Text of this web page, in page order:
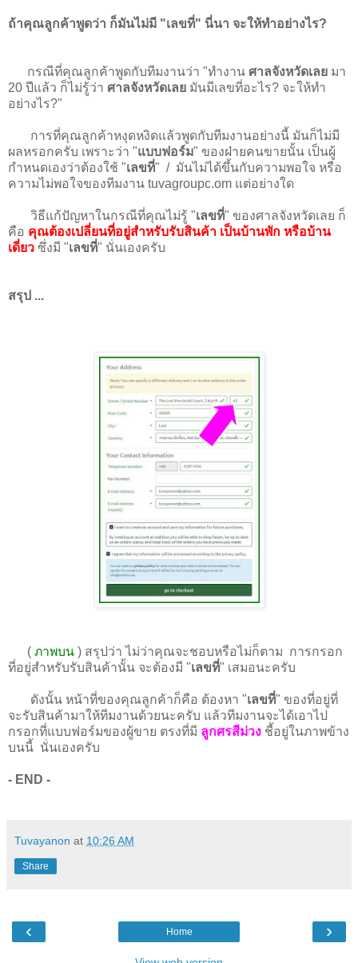
ถ้าคุณลูกค้าพูดว่า ก็มันไม่มี "เลขที่" นี่นา จะให้ทำอย่างไร?
กรณีที่คุณลูกค้าพูดกับทีมงานว่า "ทำงาน ศาลจังหวัดเลย มา
20 ปีแล้ว ก็ไม่รู้ว่า ศาลจังหวัดเลย มันมีเลขที่อะไร? จะให้ทำ
อย่างไร?"
การที่คุณลูกค้าหงุดหงิดแล้วพูดกับทีมงานอย่างนี้ มันก็ไม่มี
ผลหรอกครับ เพราะว่า "แบบฟอร์ม" ของฝ่ายคนขายนั้น เป็นผู้
กำหนดเองว่าต้องใช้ "เลขที่" / มันไม่ได้ขึ้นกับความพอใจ หรือ
ความไม่พอใจของทีมงาน tuvagroupc.om แต่อย่างใด
วิธีแก้ปัญหาในกรณีที่คุณไม่รู้ "เลขที่" ของศาลจังหวัดเลย ก็
คือ คุณต้องเปลี่ยนที่อยู่สำหรับรับสินค้า เป็นบ้านพัก หรือบ้าน
เดี่ยว ซึ่งมี "เลขที่" นั่นเองครับ
สรุป ...
( ภาพบน ) สรุปว่า ไม่ว่าคุณจะชอบหรือไม่ก็ตาม การกรอก
ที่อยู่สำหรับรับสินค้านั้น จะต้องมี "เลขที่" เสมอนะครับ
ดังนั้น หน้าที่ของคุณลูกค้าก็คือ ต้องหา "เลขที่" ของที่อยู่ที่
จะรับสินค้ามาให้ทีมงานด้วยนะครับ แล้วทีมงานจะได้เอาไป
กรอกที่แบบฟอร์มของผู้ขาย ตรงที่มี ลูกศรสีม่วง ชี้อยู่ในภาพข้าง
บนนี้ นั่นเองครับ
- END -
Tuvayanon at 10:26 AM
Share
‹ ›
Home